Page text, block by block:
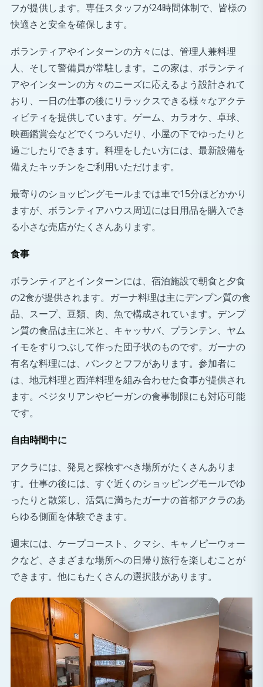
フが提供します。専任スタッフが24時間体制で、皆様の
快適さと安全を確保します。
ボランティアやインターンの方々には、管理人兼料理
人、そして警備員が常駐します。この家は、ボランティ
アやインターンの方々のニーズに応えるよう設計されて
おり、一日の仕事の後にリラックスできる様々なアクテ
ィビティを提供しています。ゲーム、カラオケ、卓球、
映画鑑賞会などでくつろいだり、小屋の下でゆったりと
過ごしたりできます。料理をしたい方には、最新設備を
備えたキッチンをご利用いただけます。
最寄りのショッピングモールまでは車で15分ほどかかり
ますが、ボランティアハウス周辺には日用品を購入でき
る小さな売店がたくさんあります。
食事
ボランティアとインターンには、宿泊施設で朝食と夕食
の2食が提供されます。ガーナ料理は主にデンプン質の食
品、スープ、豆類、肉、魚で構成されています。デンプ
ン質の食品は主に米と、キャッサバ、プランテン、ヤム
イモをすりつぶして作った団子状のものです。ガーナの
有名な料理には、バンクとフフがあります。参加者に
は、地元料理と西洋料理を組み合わせた食事が提供され
ます。ベジタリアンやビーガンの食事制限にも対応可能
です。
自由時間中に
アクラには、発見と探検すべき場所がたくさんありま
す。仕事の後には、すぐ近くのショッピングモールでゆ
ったりと散策し、活気に満ちたガーナの首都アクラのあ
らゆる側面を体験できます。
週末には、ケープコースト、クマシ、キャノピーウォー
クなど、さまざまな場所への日帰り旅行を楽しむことが
できます。他にもたくさんの選択肢があります。